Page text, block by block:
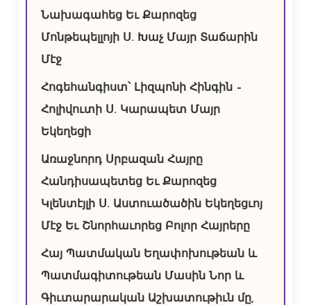
Նախագահեց Եւ Քարոզեց
Մոնթեպելլոյի Ս. Խաչ Մայր Տաճարին
Մէջ
Հոգեհանգիստ՝ Լիզպոնի Հինգին –
Հոլիվուտի Ս. Կարապետ Մայր
Եկեղեցի
Առաջնորդ Սրբազան Հայրը
Հանդիսապետեց Եւ Քարոզեց
Կլենտէյլի Ս. Աստուածածին Եկեղեցւոյ
Մէջ Եւ Շնորհաւորեց Բոլոր Հայրերը
Հայ Պատմական Եղափոխութեան և
Պատմագիտութեան Մասին Նոր և
Գիւտարարական Աշխատութիւն մը,